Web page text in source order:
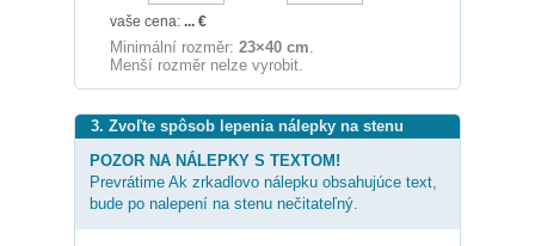
vaše cena: ... €
Minimální rozměr: 23×40 cm.
Menší rozměr nelze vyrobit.
3. Zvoľte spôsob lepenia nálepky na stenu
POZOR NA NÁLEPKY S TEXTOM!
Prevrátime Ak zrkadlovo nálepku obsahujúce text,
bude po nalepení na stenu nečitateľný.